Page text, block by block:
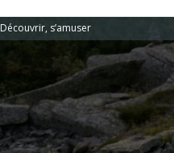
Découvrir, s’amuser